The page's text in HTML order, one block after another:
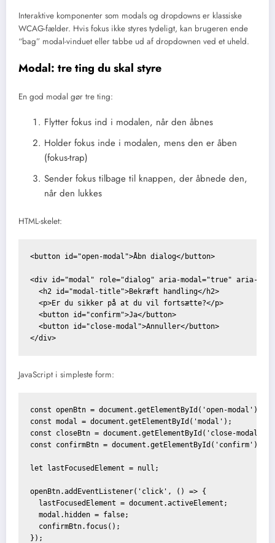
Interaktive komponenter som modals og dropdowns er klassiske
WCAG-fælder. Hvis fokus ikke styres tydeligt, kan brugeren ende
“bag” modal-vinduet eller tabbe ud af dropdownen ved et uheld.
Modal: tre ting du skal styre
En god modal gør tre ting:
Flytter fokus ind i modalen, når den åbnes
Holder fokus inde i modalen, mens den er åben
(fokus-trap)
Sender fokus tilbage til knappen, der åbnede den,
når den lukkes
HTML-skelet:
<button id="open-modal">Åbn dialog</button>
<div id="modal" role="dialog" aria-modal="true" aria-
  <h2 id="modal-title">Bekræft handling</h2>
  <p>Er du sikker på at du vil fortsætte?</p>
  <button id="confirm">Ja</button>
  <button id="close-modal">Annuller</button>
JavaScript i simpleste form:
const openBtn = document.getElementById('open-modal');
const modal = document.getElementById('modal');
const closeBtn = document.getElementById('close-modal');
const confirmBtn = document.getElementById('confirm');
let lastFocusedElement = null;
openBtn.addEventListener('click', () => {
  lastFocusedElement = document.activeElement;
  modal.hidden = false;
  confirmBtn.focus();
});